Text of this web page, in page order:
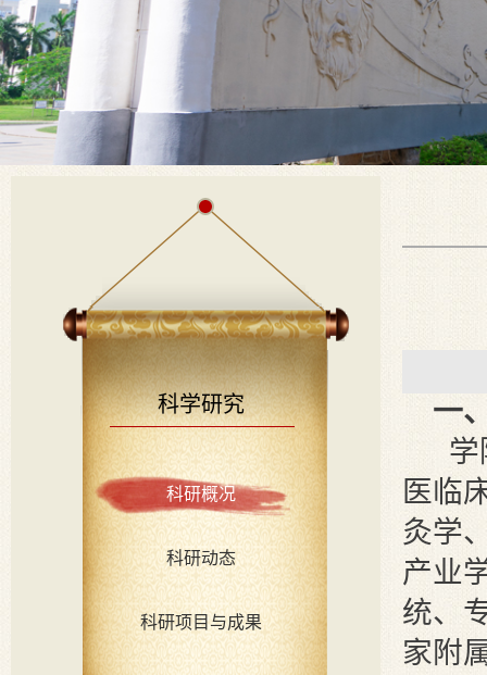
科学研究
科研概况
科研动态
科研项目与成果
一
学
医临
灸学
产业
统、
家附